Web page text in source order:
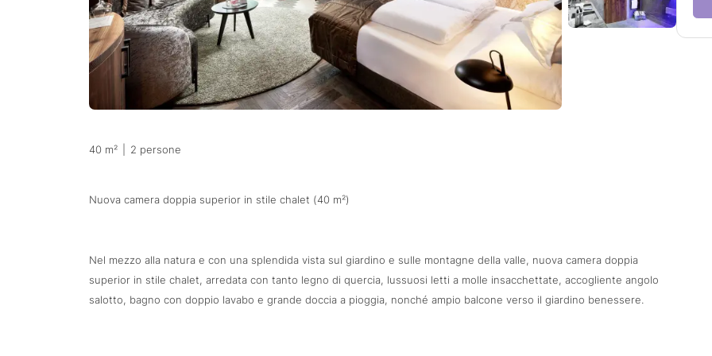
40 m² 2 persone
Nuova camera doppia superior in stile chalet (40 m²)
Nel mezzo alla natura e con una splendida vista sul giardino e sulle montagne della valle, nuova camera doppia
superior in stile chalet, arredata con tanto legno di quercia, lussuosi letti a molle insacchettate, accogliente angolo
salotto, bagno con doppio lavabo e grande doccia a pioggia, nonché ampio balcone verso il giardino benessere.